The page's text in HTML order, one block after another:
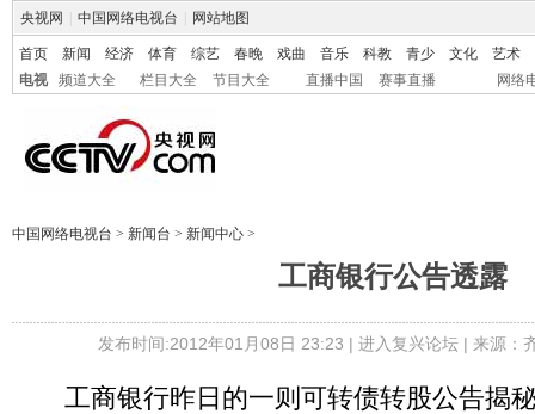
央视网 中国网络电视台 网站地图
首页 新闻 经济 体育 综艺 春晚 戏曲 音乐 科教 青少 文化
艺术
电视
频道大全 栏目大全 节目大全 直播中国 赛事直播 网络
中国网络电视台 > 新闻台 > 新闻中心 >
工商银行公告透露
发布时间:2012年01月08日 23:23 | 进入复兴论坛| 来源：
工商银行昨日的一则可转债转股公告揭